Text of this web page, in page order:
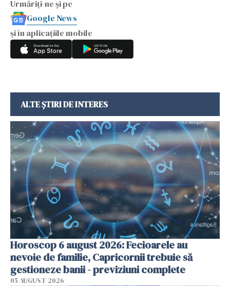
Urmăriți-ne și pe
Google News
și în aplicațiile mobile
ALTE ȘTIRI DE INTERES
Horoscop 6 august 2026: Fecioarele au
nevoie de familie, Capricornii trebuie să
gestioneze banii - previziuni complete
05 AUGUST 2026